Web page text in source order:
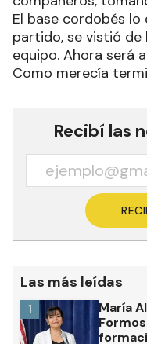
El base cordobés
partido, se vistió de
equipo. Ahora será
Como merecía
Recibí las
Las más leídas
María
1